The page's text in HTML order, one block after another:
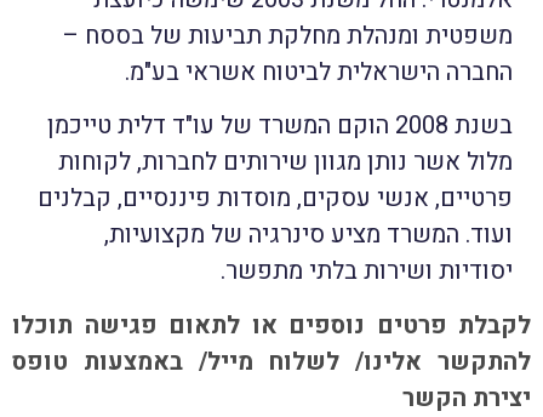
משפטית ומנהלת מחלקת תביעות של בססח –
החברה הישראלית לביטוח אשראי בע"מ.
בשנת 2008 הוקם המשרד של עו"ד דלית טייכמן
מלול אשר נותן מגוון שירותים לחברות, לקוחות
פרטיים, אנשי עסקים, מוסדות פיננסיים, קבלנים
ועוד. המשרד מציע סינרגיה של מקצועיות,
יסודיות ושירות בלתי מתפשר.
לקבלת פרטים נוספים או לתאום פגישה תוכלו
להתקשר אלינו/ לשלוח מייל/ באמצעות טופס
יצירת הקשר